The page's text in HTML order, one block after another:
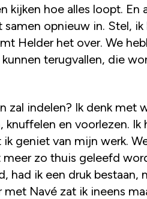
kijken hoe alles loopt. En
opnieuw in. Stel, ik
Helder het over. We
terugvallen, die
zal indelen? Ik denk met
knuffelen en voorlezen. Ik
geniet van mijn werk.
zo thuis geleefd
had ik een druk bestaan,
Navé zat ik ineens